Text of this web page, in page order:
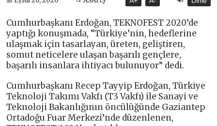
Cumhurbaşkanı Erdoğan, TEKNOFEST 2020’de
yaptığı konuşmada, “Türkiye’nin, hedeflerine
ulaşmak için tasarlayan, üreten, geliştiren,
somut neticelere ulaşan başarılı gençlere,
başarılı insanlara ihtiyacı bulunuyor” dedi.
Cumhurbaşkanı Recep Tayyip Erdoğan, Türkiye
Teknoloji Takımı Vakfı (T3 Vakfı) ile Sanayi ve
Teknoloji Bakanlığının öncülüğünde Gaziantep
Ortadoğu Fuar Merkezi’nde düzenlenen,